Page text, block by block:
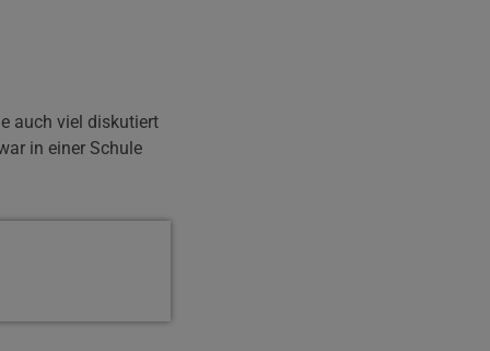
auch viel diskutiert
in einer Schule